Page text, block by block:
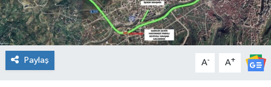
Paylaş A- A+